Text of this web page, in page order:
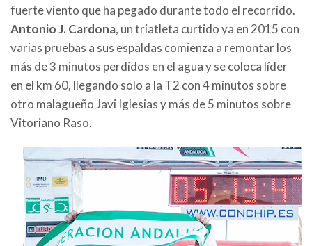
fuerte viento que ha pegado durante todo el recorrido.
Antonio J. Cardona, un triatleta curtido ya en 2015 con
varias pruebas a sus espaldas comienza a remontar los
más de 3 minutos perdidos en el agua y se coloca líder
en el km 60, llegando solo a la T2 con 4 minutos sobre
otro malagueño Javi Iglesias y más de 5 minutos sobre
Vitoriano Raso.